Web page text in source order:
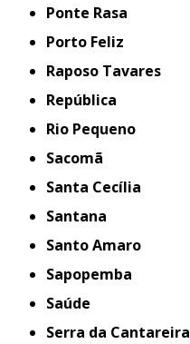
Ponte Rasa
Porto Feliz
Raposo Tavares
República
Rio Pequeno
Sacomã
Santa Cecília
Santana
Santo Amaro
Sapopemba
Saúde
Serra da Cantareira